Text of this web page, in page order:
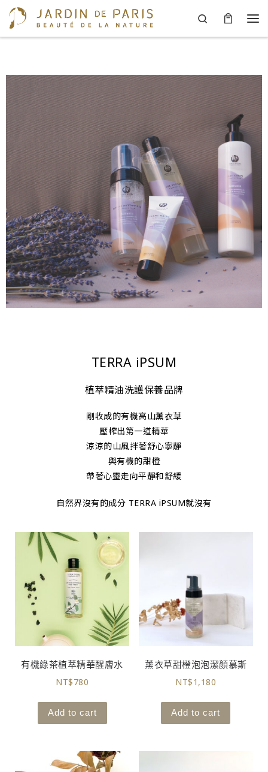
Skip to content Search
TERRA iPSUM
植萃精油洗護保養品牌
剛收成的有機高山薰衣草
壓榨出第一道精華
涼涼的山風拌著舒心寧靜
與有機的甜橙
帶著心靈走向平靜和舒緩
自然界沒有的成分 TERRA iPSUM就沒有
有機綠茶植萃精華醒膚水
NT$780
Add to cart
薰衣草甜橙泡泡潔顏慕斯
NT$1,180
Add to cart